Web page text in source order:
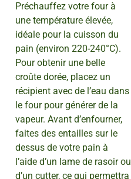
Préchauffez votre four à
une température élevée,
idéale pour la cuisson du
pain (environ 220-240°C).
Pour obtenir une belle
croûte dorée, placez un
récipient avec de l’eau dans
le four pour générer de la
vapeur. Avant d’enfourner,
faites des entailles sur le
dessus de votre pain à
l’aide d’un lame de rasoir ou
d’un cutter, ce qui permettra